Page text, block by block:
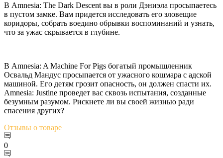
В Amnesia: The Dark Descent вы в роли Дэниэла просыпаетесь
в пустом замке. Вам придется исследовать его зловещие
коридоры, собрать воедино обрывки воспоминаний и узнать,
что за ужас скрывается в глубине.
В Amnesia: A Machine For Pigs богатый промышленник
Освальд Мандус просыпается от ужасного кошмара с адской
машиной. Его детям грозит опасность, он должен спасти их.
Amnesia: Justine проведет вас сквозь испытания, созданные
безумным разумом. Рискнете ли вы своей жизнью ради
спасения других?
Отзывы о товаре
0